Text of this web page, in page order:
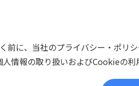
前に、当社のプライバシー・ポリ
人情報の取り扱いおよびCookieの